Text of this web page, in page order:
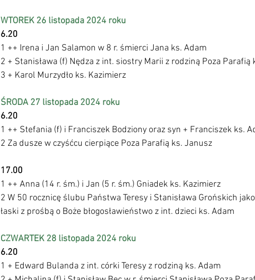
WTOREK 26 listopada 2024 roku
6.20
1 ++ Irena i Jan Salamon w 8 r. śmierci Jana ks. Adam
2 + Stanisława (f) Nędza z int. siostry Marii z rodziną Poza Parafią
3 + Karol Murzydło ks. Kazimierz
ŚRODA 27 listopada 2024 roku
6.20
1 ++ Stefania (f) i Franciszek Bodziony oraz syn + Franciszek ks.
2 Za dusze w czyśćcu cierpiące Poza Parafią ks. Janusz
17.00
1 ++ Anna (14 r. śm.) i Jan (5 r. śm.) Gniadek ks. Kazimierz
2 W 50 rocznicę ślubu Państwa Teresy i Stanisława Grońskich
łaski z prośbą o Boże błogosławieństwo z int. dzieci ks. Adam
CZWARTEK 28 listopada 2024 roku
6.20
1 + Edward Bulanda z int. córki Teresy z rodziną ks. Adam